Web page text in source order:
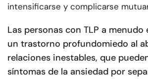
intensificarse y complicarse
Las personas con TLP a menudo
un trastorno profundomiedo al
relaciones inestables, que
síntomas de la ansiedad por